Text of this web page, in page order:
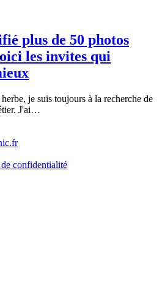
plus de 50 photos
les invites qui
je suis toujours à la recherche de
J'ai…
confidentialité